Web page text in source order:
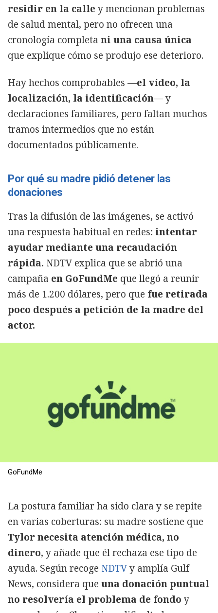
residir en la calle y mencionan problemas
de salud mental, pero no ofrecen una
cronología completa ni una causa única
que explique cómo se produjo ese deterioro.
Hay hechos comprobables —el vídeo, la
localización, la identificación— y
declaraciones familiares, pero faltan muchos
tramos intermedios que no están
documentados públicamente.
Por qué su madre pidió detener las
donaciones
Tras la difusión de las imágenes, se activó
una respuesta habitual en redes: intentar
ayudar mediante una recaudación
rápida. NDTV explica que se abrió una
campaña en GoFundMe que llegó a reunir
más de 1.200 dólares, pero que fue retirada
poco después a petición de la madre del
actor.
GoFundMe
La postura familiar ha sido clara y se repite
en varias coberturas: su madre sostiene que
Tylor necesita atención médica, no
dinero, y añade que él rechaza ese tipo de
ayuda. Según recoge NDTVy amplía Gulf
News, considera que una donación puntual
no resolvería el problema de fondo y